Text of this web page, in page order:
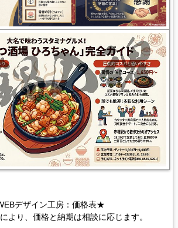
デザイン工房：価格表★
より、価格と納期は相談に応じます。